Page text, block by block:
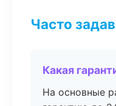
Часто
Какая
На основные